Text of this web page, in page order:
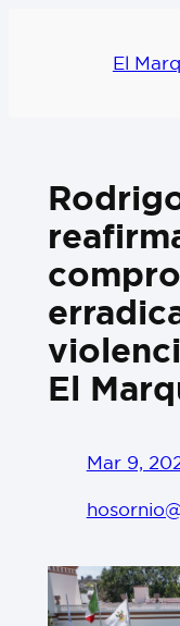
El
El
Mar 9,